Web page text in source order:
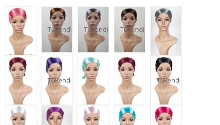
Tükendi Tükendi Tükendi
Tükendi Tükendi